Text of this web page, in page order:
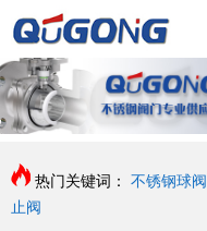
热门关键词： 不锈钢球阀
止阀